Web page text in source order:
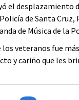
el desplazamiento
de Santa
de Música de la
los veteranos fue
y cariño que les